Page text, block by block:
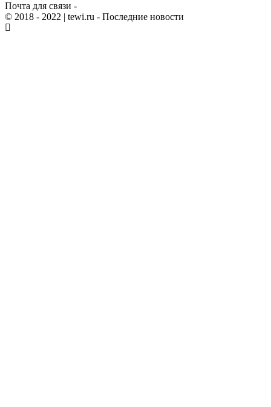
Почта для связи -
© 2018 - 2022 | tewi.ru - Последние новости